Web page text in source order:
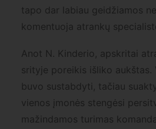
tapo dar labiau geidžiamos nei
komentuoja atrankų
Anot N. Kinderio, apskritai
srityje poreikis išliko aukštas.
buvo sustabdyti, tačiau
vienos įmonės stengėsi
mažindamos turimas